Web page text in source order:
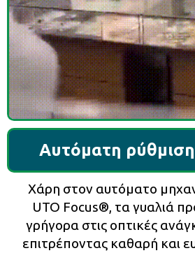
Αυτόματη
Χάρη στον αυτόματο
UTO Focus®, τα γυαλιά
γρήγορα στις οπτικές
επιτρέποντας καθαρή και